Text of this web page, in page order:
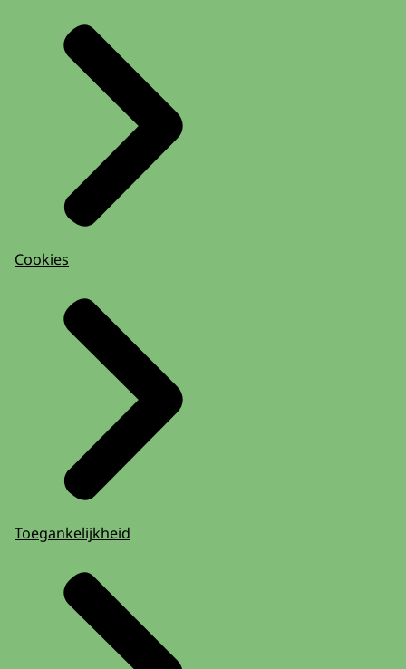
Cookies
Toegankelijkheid